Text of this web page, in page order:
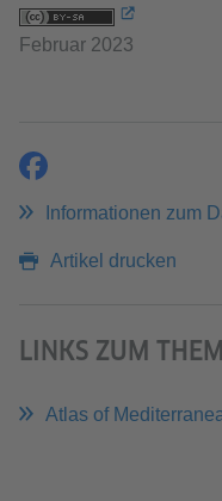
Februar 2023
teilen
Informationen zum
Artikel drucken
LINKS ZUM
Atlas of